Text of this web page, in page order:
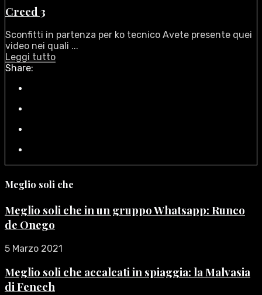
Creed 3
Sconfitti in partenza per ko tecnico Avete presente quei
video nei quali ...
Leggi tutto
Share:
Meglio soli che
Meglio soli che in un gruppo Whatsapp: Runco
de Onego
5 Marzo 2021
Meglio soli che accalcati in spiaggia: la Malvasia
di Fenech